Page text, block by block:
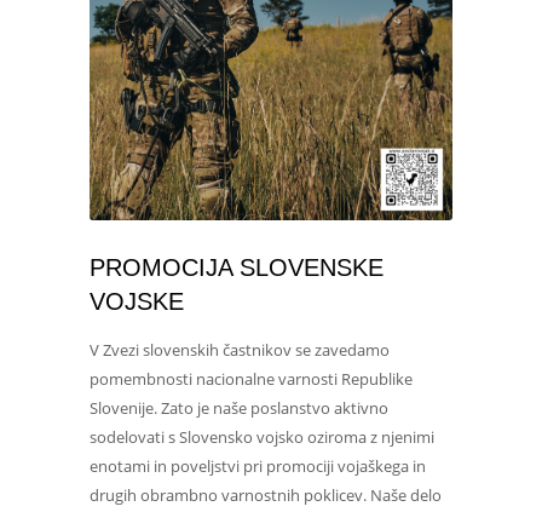
PROMOCIJA SLOVENSKE
VOJSKE
V Zvezi slovenskih častnikov se zavedamo
pomembnosti nacionalne varnosti Republike
Slovenije. Zato je naše poslanstvo aktivno
sodelovati s Slovensko vojsko oziroma z njenimi
enotami in poveljstvi pri promociji vojaškega in
drugih obrambno varnostnih poklicev. Naše delo